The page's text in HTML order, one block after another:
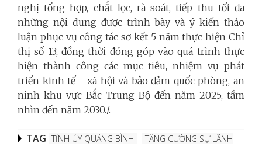
nghị tổng hợp, chắt lọc, rà soát, tiếp thu tối đa
những nội dung được trình bày và ý kiến thảo
luận phục vụ công tác sơ kết 5 năm thực hiện Chỉ
thị số 13, đồng thời đóng góp vào quá trình thực
hiện thành công các mục tiêu, nhiệm vụ phát
triển kinh tế - xã hội và bảo đảm quốc phòng, an
ninh khu vực Bắc Trung Bộ đến năm 2025, tầm
nhìn đến năm 2030./.
TAG TỈNH ỦY QUẢNG BÌNH
TĂNG CƯỜNG SỰ LÃNH